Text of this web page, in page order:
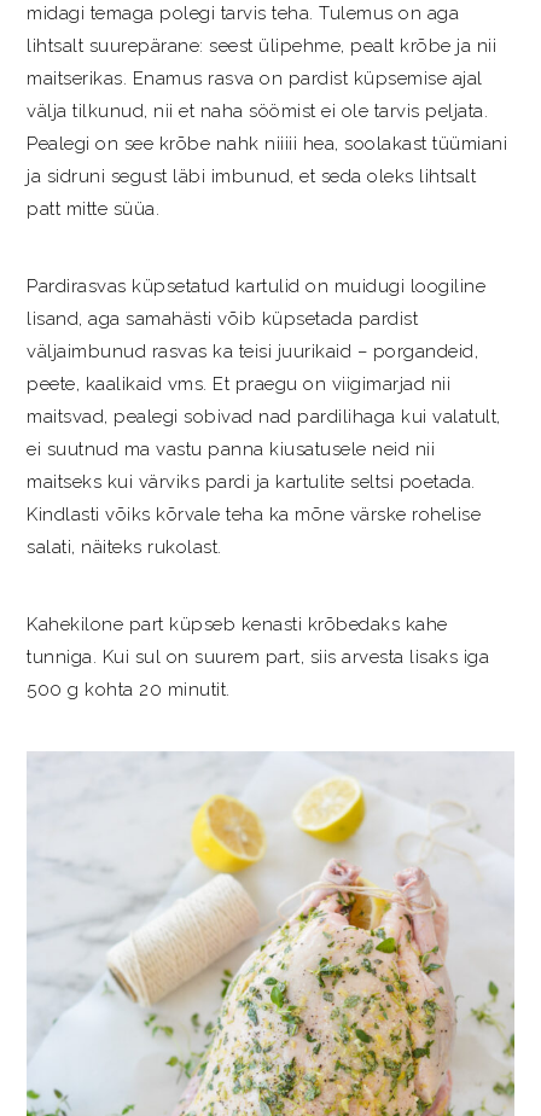
midagi temaga polegi tarvis teha. Tulemus on aga
lihtsalt suurepärane: seest ülipehme, pealt krõbe ja nii
maitserikas. Enamus rasva on pardist küpsemise ajal
välja tilkunud, nii et naha söömist ei ole tarvis peljata.
Pealegi on see krõbe nahk niiiii hea, soolakast tüümiani
ja sidruni segust läbi imbunud, et seda oleks lihtsalt
patt mitte süüa.
Pardirasvas küpsetatud kartulid on muidugi loogiline
lisand, aga samahästi võib küpsetada pardist
väljaimbunud rasvas ka teisi juurikaid – porgandeid,
peete, kaalikaid vms. Et praegu on viigimarjad nii
maitsvad, pealegi sobivad nad pardilihaga kui valatult,
ei suutnud ma vastu panna kiusatusele neid nii
maitseks kui värviks pardi ja kartulite seltsi poetada.
Kindlasti võiks kõrvale teha ka mõne värske rohelise
salati, näiteks rukolast.
Kahekilone part küpseb kenasti krõbedaks kahe
tunniga. Kui sul on suurem part, siis arvesta lisaks iga
500 g kohta 20 minutit.